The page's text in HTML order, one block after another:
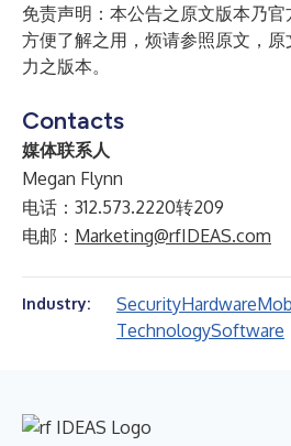
免责声明：本公告之原文版本乃
方便了解之用，烦请参照原文，
力之版本。
Contacts
媒体联系人
Megan Flynn
电话：312.573.2220转209
电邮： Marketing@rfIDEAS.com
Industry: SecurityHardware
TechnologySoftware